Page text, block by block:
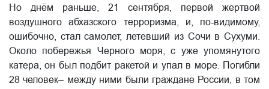
Но днём раньше, 21 сентября, первой жертвой
воздушного абхазского терроризма, и, по-видимому,
ошибочно, стал самолет, летевший из Сочи в Сухуми.
Около побережья Черного моря, с уже упомянутого
катера, он был подбит ракетой и упал в море. Погибли
28 человек– между ними были граждане России, в том